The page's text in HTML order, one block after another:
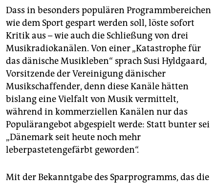
Dass in besonders populären Programmbereichen
wie dem Sport gespart werden soll, löste sofort
Kritik aus – wie auch die Schließung von drei
Musikradiokanälen. Von einer „Katastrophe für
das dänische Musikleben“ sprach Susi Hyldgaard,
Vorsitzende der Vereinigung dänischer
Musikschaffender, denn diese Kanäle hätten
bislang eine Vielfalt von Musik vermittelt,
während in kommerziellen Kanälen nur das
Populärangebot abgespielt werde: Statt bunter sei
„Dänemark seit heute noch mehr
leberpastetengefärbt geworden“.
Mit der Bekanntgabe des Sparprogramms, das die